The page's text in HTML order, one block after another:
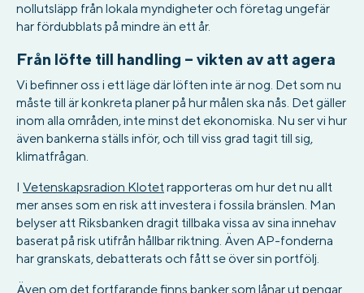
nollutsläpp från lokala myndigheter och företag ungefär
har fördubblats på mindre än ett år.
Från löfte till handling – vikten av att agera
Vi befinner oss i ett läge där löften inte är nog. Det som nu
måste till är konkreta planer på hur målen ska nås. Det gäller
inom alla områden, inte minst det ekonomiska. Nu ser vi hur
även bankerna ställs inför, och till viss grad tagit till sig,
klimatfrågan.
I Vetenskapsradion Klotetrapporteras om hur det nu allt
mer anses som en risk att investera i fossila bränslen. Man
belyser att Riksbanken dragit tillbaka vissa av sina innehav
baserat på risk utifrån hållbar riktning. Även AP-fonderna
har granskats, debatterats och fått se över sin portfölj.
Även om det fortfarande finns banker som lånar ut pengar